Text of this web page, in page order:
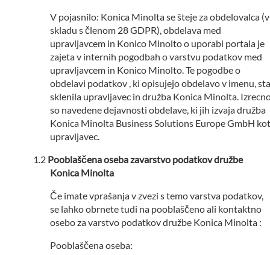
V pojasnilo: Konica Minolta se šteje za obdelovalca (v
skladu s členom 28 GDPR), obdelava med
upravljavcem in Konico Minolto o uporabi portala je
zajeta v internih pogodbah o varstvu podatkov med
upravljavcem in Konico Minolto. Te pogodbe o
obdelavi podatkov , ki opisujejo obdelavo v imenu, sta
sklenila upravljavec in družba Konica Minolta.
so navedene dejavnosti obdelave, ki jih izvaja družba
Konica Minolta Business Solutions Europe GmbH kot
upravljavec.
Pooblaščena oseba zavarstvo podatkov družbe
Konica Minolta
Če imate vprašanja v zvezi s temo varstva podatkov,
se lahko obrnete tudi na pooblaščeno ali kontaktno
osebo za varstvo podatkov družbe Konica Minolta :
Pooblaščena oseba: